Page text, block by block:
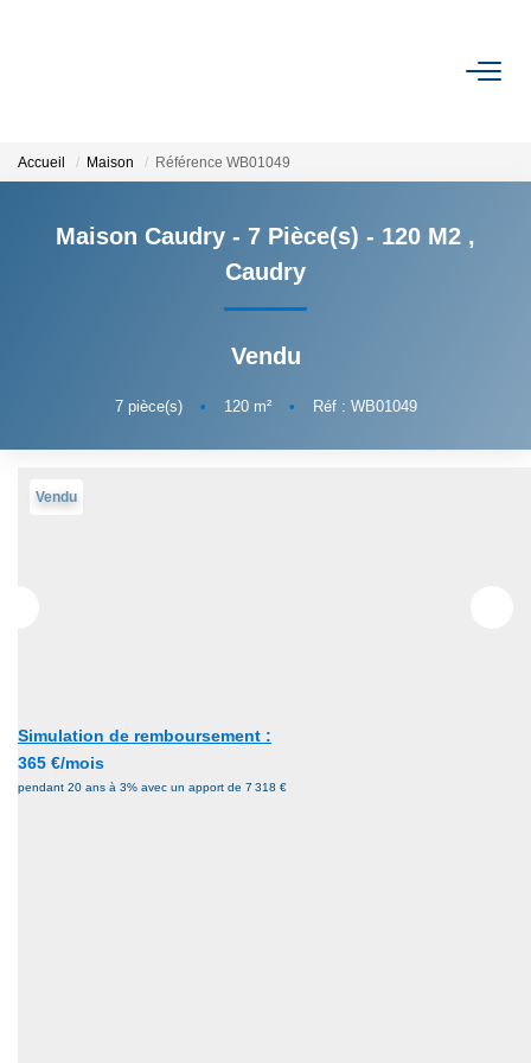
GESTION
CONTACT
Accueil Maison Référence WB01049
Maison Caudry - 7 Pièce(s) - 120 M2 ,
Caudry
Vendu
7pièce(s) • 120m² • Réf : WB01049
Vendu
Simulation de remboursement :
365 €/mois
pendant 20 ans à 3% avec un apport de 7 318 €